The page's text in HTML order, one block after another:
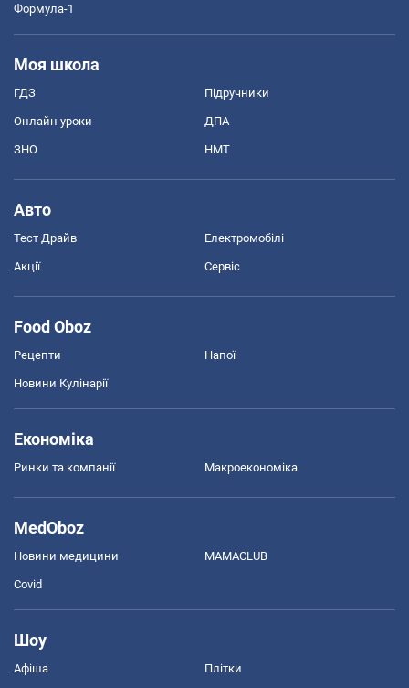
Формула-1
Моя школа
ГДЗ Підручники
Онлайн уроки ДПА
ЗНО НМТ
Авто
Тест Драйв Електромобілі
Акції Сервіс
Food Oboz
Рецепти Напої
Новини Кулінарії
Економіка
Ринки та компанії Макроекономіка
MedOboz
Новини медицини MAMACLUB
Covid
Шоу
Афіша Плітки